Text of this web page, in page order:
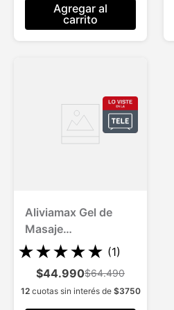
Agregar al
carrito
Aliviamax Gel de
Masaje
C/Andiroba para 3
Meses
★★★★★ (1)
$44.990$64.490
12cuotas sin interés de $3750